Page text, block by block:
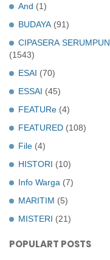
And (1)
BUDAYA (91)
CIPASERA SERUMPUN
(1543)
ESAI (70)
ESSAI (45)
FEATURe (4)
FEATURED (108)
File (4)
HISTORI (10)
Info Warga (7)
MARITIM (5)
MISTERI (21)
POPULART POSTS